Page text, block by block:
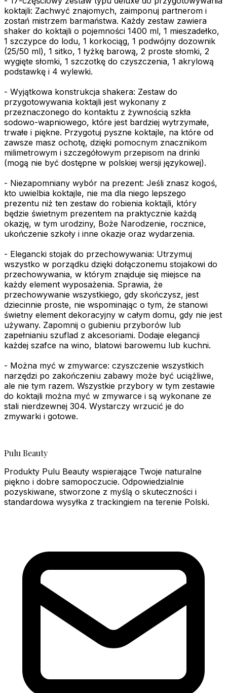
koktajli: Zachwyć znajomych, zaimponuj partnerom i
zostań mistrzem barmaństwa. Każdy zestaw zawiera
shaker do koktajli o pojemności 1400 ml, 1 mieszadełko,
1 szczypce do lodu, 1 korkociąg, 1 podwójny dozownik
(25/50 ml), 1 sitko, 1 łyżkę barową, 2 proste słomki, 2
wygięte słomki, 1 szczotkę do czyszczenia, 1 akrylową
podstawkę i 4 wylewki.
- Wyjątkowa konstrukcja shakera: Zestaw do
przygotowywania koktajli jest wykonany z
przeznaczonego do kontaktu z żywnością szkła
sodowo-wapniowego, które jest bardziej wytrzymałe,
trwałe i piękne. Przygotuj pyszne koktajle, na które od
zawsze masz ochotę, dzięki pomocnym znacznikom
milimetrowym i szczegółowym przepisom na drinki
(mogą nie być dostępne w polskiej wersji językowej).
- Niezapomniany wybór na prezent: Jeśli znasz kogoś,
kto uwielbia koktajle, nie ma dla niego lepszego
prezentu niż ten zestaw do robienia koktajli, który
będzie świetnym prezentem na praktycznie każdą
okazję, w tym urodziny, Boże Narodzenie, rocznice,
ukończenie szkoły i inne okazje oraz wydarzenia.
- Elegancki stojak do przechowywania: Utrzymuj
wszystko w porządku dzięki dołączonemu stojakowi do
przechowywania, w którym znajduje się miejsce na
każdy element wyposażenia. Sprawia, że
przechowywanie wszystkiego, gdy skończysz, jest
dziecinnie proste, nie wspominając o tym, że stanowi
świetny element dekoracyjny w całym domu, gdy nie jest
używany. Zapomnij o gubieniu przyborów lub
zapełnianiu szuflad z akcesoriami. Dodaje elegancji
każdej szafce na wino, blatowi barowemu lub kuchni.
- Można myć w zmywarce: czyszczenie wszystkich
narzędzi po zakończeniu zabawy może być uciążliwe,
ale nie tym razem. Wszystkie przybory w tym zestawie
do koktajli można myć w zmywarce i są wykonane ze
stali nierdzewnej 304. Wystarczy wrzucić je do
zmywarki i gotowe.
Pulu Beauty
Produkty Pulu Beauty wspierające Twoje naturalne
piękno i dobre samopoczucie. Odpowiedzialnie
pozyskiwane, stworzone z myślą o skuteczności i
standardowa wysyłka z trackingiem na terenie Polski.